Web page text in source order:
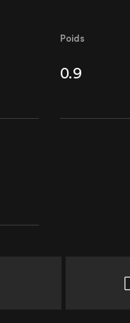
Poids
0.9